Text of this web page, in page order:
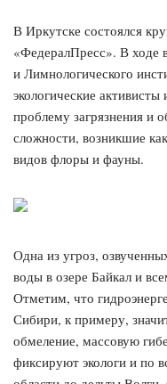
В Иркутске состоялся
«ФедералПресс». В ходе
и Лимнологического
экологические
проблему загрязнения и
сложности, возникшие
видов флоры и фауны.
Одна из угроз,
воды в озере Байкал и
Отметим, что
Сибири, к примеру,
обмеление, массовую
фиксируют экологи и по